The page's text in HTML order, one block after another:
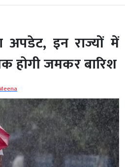
अपडेट, इन राज्यों में
होगी जमकर बारिश